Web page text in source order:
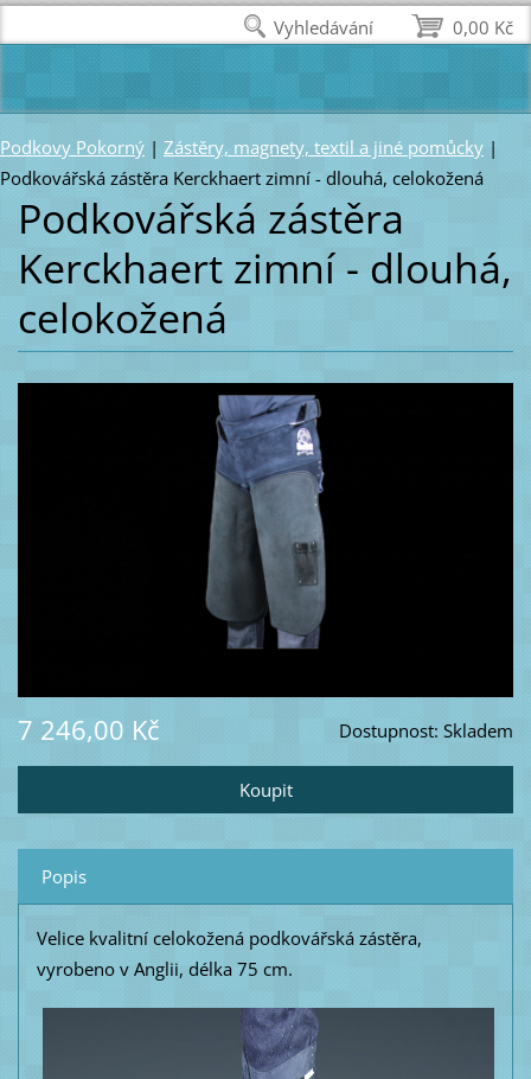
Podkovy Pokorný | Zástěry, magnety, textil a jiné pomůcky |
Podkovářská zástěra Kerckhaert zimní - dlouhá, celokožená
Podkovářská zástěra
Kerckhaert zimní - dlouhá,
celokožená
Dostupnost: Skladem
7 246,00 Kč
Popis
Velice kvalitní celokožená podkovářská zástěra,
vyrobeno v Anglii, délka 75 cm.
0,00 Kč
Vyhledávání